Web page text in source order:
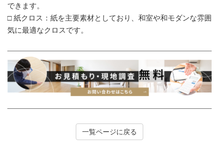
できます。
□ 紙クロス：紙を主要素材としており、和室や和モダンな雰囲
気に最適なクロスです。
一覧ページに戻る